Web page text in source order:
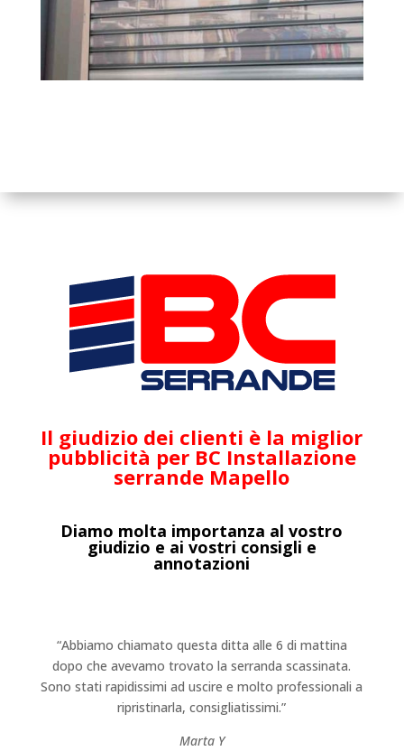
Il giudizio dei clienti è la miglior
pubblicità per BC Installazione
serrande Mapello
Diamo molta importanza al vostro
giudizio e ai vostri consigli e
annotazioni
“Abbiamo chiamato questa ditta alle 6 di mattina
dopo che avevamo trovato la serranda scassinata.
Sono stati rapidissimi ad uscire e molto professionali a
ripristinarla, consigliatissimi.”
Marta Y